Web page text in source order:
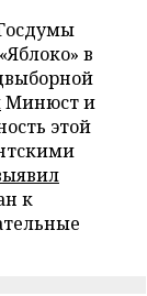
в
Минюст и
этой
к